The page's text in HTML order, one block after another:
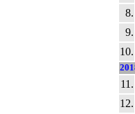
8.
9.
10.
11.
12.